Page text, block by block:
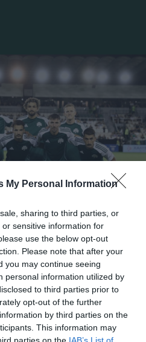
My Personal Information
sharing to third parties, or
sensitive information for
use the below opt-out
Please note that after your
you may continue seeing
personal information utilized by
to third parties prior to
opt-out of the further
by third parties on the
This information may
parties on the IAB’s List of
με την Κηφισιά και τον
που αρμόζει στον
στις ικανότητες μας ως
Αναλαμβάνουμε τις